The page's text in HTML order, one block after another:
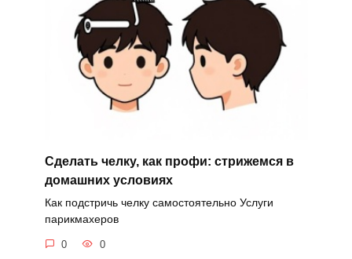
Сделать челку, как профи: стрижемся в
домашних условиях
Как подстричь челку самостоятельно Услуги
парикмахеров
0 0